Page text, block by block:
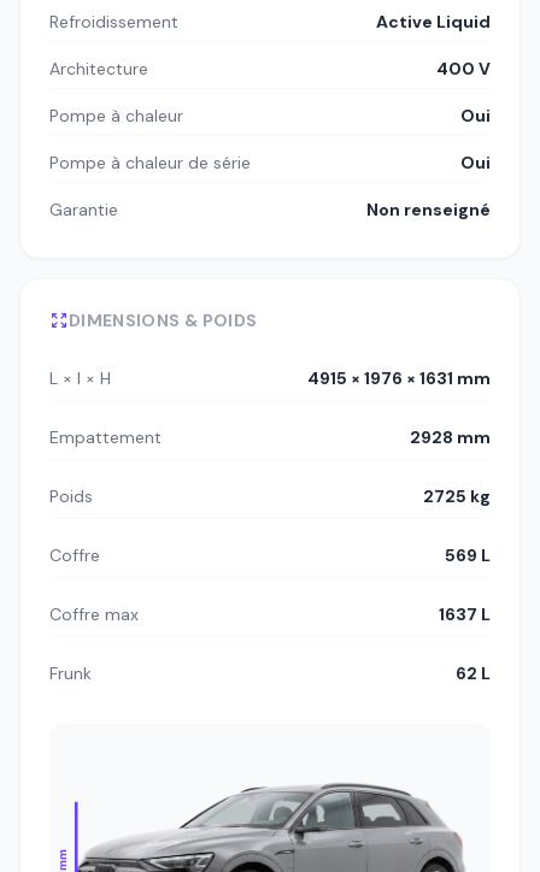
Refroidissement Active Liquid
Architecture 400 V
Pompe à chaleur Oui
Pompe à chaleur de série Oui
Garantie Non renseigné
DIMENSIONS & POIDS
L × l × H 4915 × 1976 × 1631 mm
Empattement 2928 mm
Poids 2725 kg
Coffre 569 L
Coffre max 1637 L
Frunk 62 L